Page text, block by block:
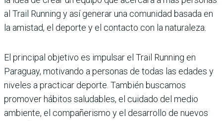
al Trail Running y así generar una comunidad basada en
la amistad, el deporte y el contacto con la naturaleza.
El principal objetivo es impulsar el Trail Running en
Paraguay, motivando a personas de todas las edades y
niveles a practicar deporte. También buscamos
promover hábitos saludables, el cuidado del medio
ambiente, el compañerismo y el desarrollo de nuevos